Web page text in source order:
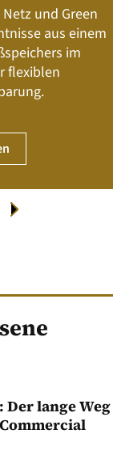
und Green
aus einem
im
flexiblen
lange Weg